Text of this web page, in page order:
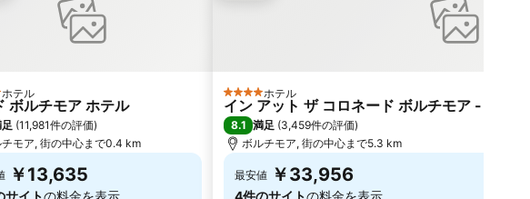
のランク
ホテル
ボルチモア ホテル
(11,981件の評価)
チモア, 街の中心まで0.4 km
￥13,635
サイトの料金を表示
4 ホテルのランク
ホテル
イン アット ザ コロネード ボルチモア - ア ダ
8.1 満足 (3,459件の評価)
ボルチモア, 街の中心まで5.3 km
最安値 ￥33,956
4件のサイトの料金を表示